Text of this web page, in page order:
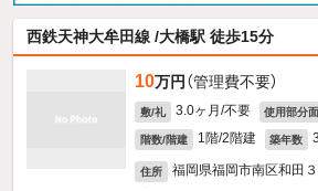
西鉄天神大牟田線 /大橋駅 徒歩15分
10万円 （管理費不要）
敷/礼 3.0ヶ月/不要 使用部分
階数/階建 1階/2階建 築年数
住所 福岡県福岡市南区和田３